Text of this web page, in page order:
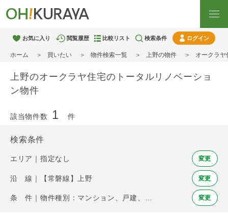
お気に入り 閲覧履歴 比較リスト 検索条件 ログイン
ホーム 買いたい 物件検索一覧 上野の物件 オークラ
上野のオークラヤ住宅のトータルリノベーショ
ン物件
該当物件数 1 件
検索条件
エリア｜指定なし 変更
沿 線｜【常磐線】上野 変更
変更